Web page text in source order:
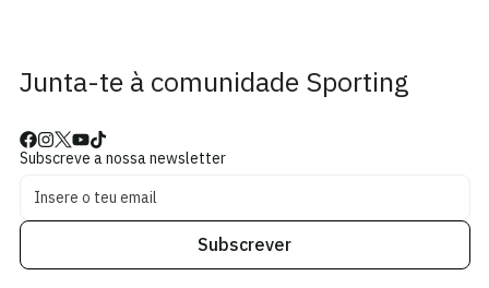
Junta-te à comunidade Sporting
Subscreve a nossa newsletter
Subscrever